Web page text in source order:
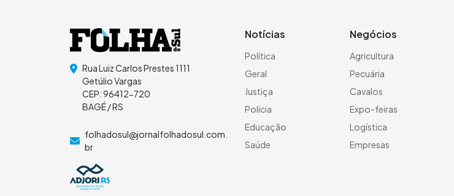
Rua Luiz Carlos Prestes 1111
Getúlio Vargas
CEP: 96412-720
BAGÉ / RS
folhadosul@jornalfolhadosul.com.
br
Notícias
Política
Geral
Justiça
Polícia
Educação
Saúde
Negócios
Agricultura
Pecuária
Cavalos
Expo-feiras
Logística
Empresas